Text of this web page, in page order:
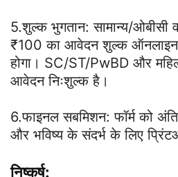
5.शुल्क भुगतान: सामान्य/ओबीसी
₹100 का आवेदन शुल्क ऑनलाइन
होगा। SC/ST/PwBD और
आवेदन निःशुल्क है।
6.फाइनल सबमिशन: फॉर्म को
और भविष्य के संदर्भ के लिए
निष्कर्ष: